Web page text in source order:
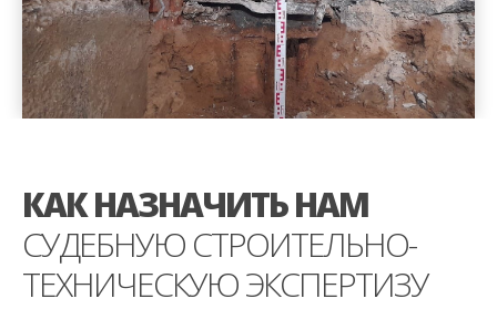
КАК НАЗНАЧИТЬ НАМ
СУДЕБНУЮ СТРОИТЕЛЬНО-
ТЕХНИЧЕСКУЮ ЭКСПЕРТИЗУ